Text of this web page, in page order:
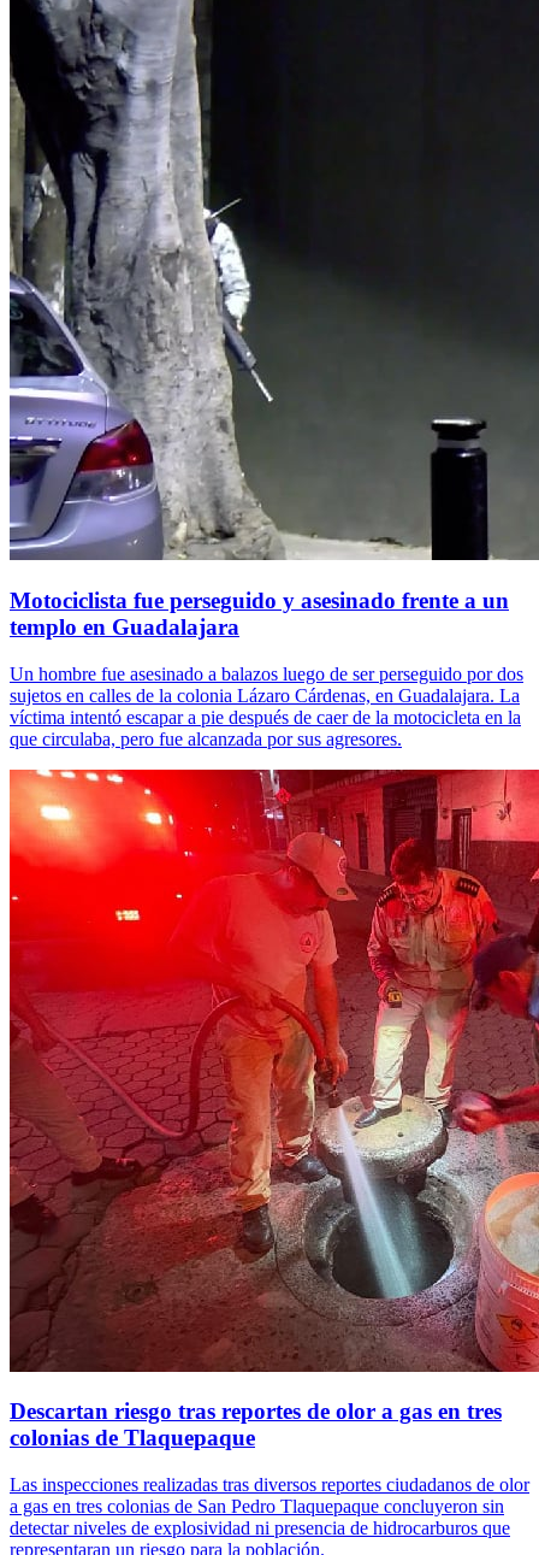
Motociclista fue perseguido y asesinado frente a un
templo en Guadalajara
Un hombre fue asesinado a balazos luego de ser perseguido por dos
sujetos en calles de la colonia Lázaro Cárdenas, en Guadalajara. La
víctima intentó escapar a pie después de caer de la motocicleta en la
que circulaba, pero fue alcanzada por sus agresores.
Descartan riesgo tras reportes de olor a gas en tres
colonias de Tlaquepaque
Las inspecciones realizadas tras diversos reportes ciudadanos de olor
a gas en tres colonias de San Pedro Tlaquepaque concluyeron sin
detectar niveles de explosividad ni presencia de hidrocarburos que
representaran un riesgo para la población.